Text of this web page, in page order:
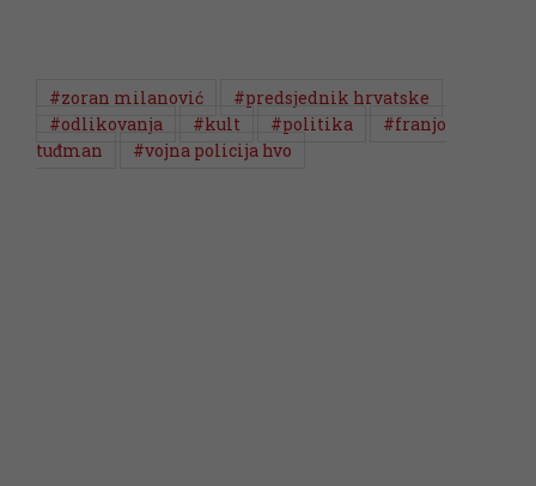
#zoran milanović
#predsjednik hrvatske
#odlikovanja
#kult #politika
#franjo
tuđman
#vojna policija hvo